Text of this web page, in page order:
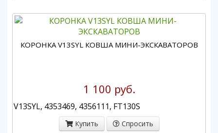
КОРОНКА V13SYL КОВША МИНИ-ЭКСКАВАТОРОВ
1 100 руб.
V13SYL, 4353469, 4356111, FT130S
Купить Спросить